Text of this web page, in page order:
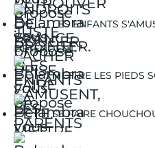
LES ENFANTS
DÉTENDENT.
METTRE LES PIEDS
SE FAIRE